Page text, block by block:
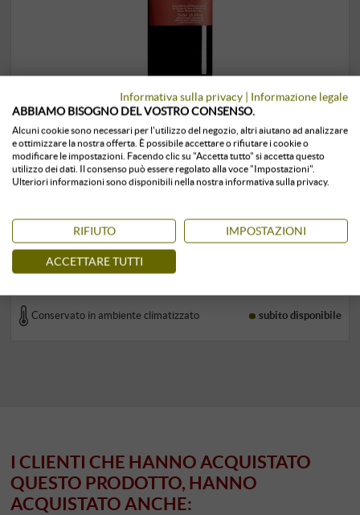
Rosso di Montalcino DOC 2022
Gianni Brunelli Le Chiuse di Sotto | Toscana
34,00 € 29,99 €
0,75 l · 39,99 €/l·IVA inclusa, piùspedizione
+
Conservato in ambiente climatizzato subito disponibile
I CLIENTI CHE HANNO ACQUISTATO
QUESTO PRODOTTO, HANNO
ACQUISTATO ANCHE:
Informativa sulla privacy | Informazione legale
ABBIAMO BISOGNO DEL VOSTRO CONSENSO.
Alcuni cookie sono necessari per l'utilizzo del negozio, altri aiutano ad analizzare
e ottimizzare la nostra offerta. È possibile accettare o rifiutare i cookie o
modificare le impostazioni. Facendo clic su "Accetta tutto" si accetta questo
utilizzo dei dati. Il consenso può essere regolato alla voce "Impostazioni".
Ulteriori informazioni sono disponibili nella nostra informativa sulla privacy.
RIFIUTO IMPOSTAZIONI
ACCETTARE TUTTI